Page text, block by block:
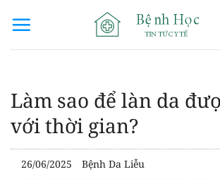
qua
Làm sao để làn da
với thời gian?
26/06/2025 Bệnh Da Liễu